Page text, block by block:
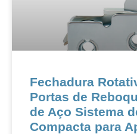
​​Fechadura
Portas de
de Aço​​ ​​Sistema
Compacta para